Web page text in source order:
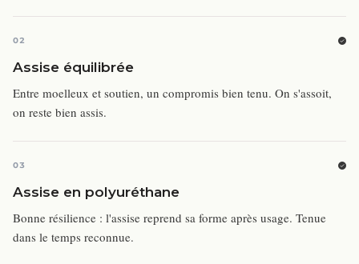
02
Assise équilibrée
Entre moelleux et soutien, un compromis bien tenu. On s'assoit,
on reste bien assis.
03
Assise en polyuréthane
Bonne résilience : l'assise reprend sa forme après usage. Tenue
dans le temps reconnue.